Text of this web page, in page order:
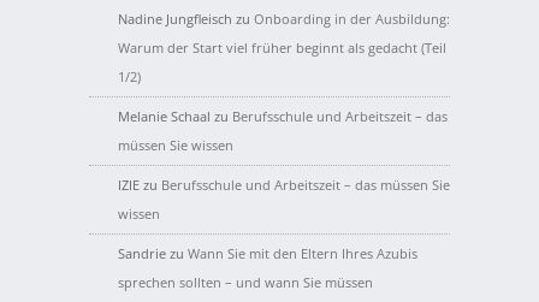
Nadine Jungfleisch zu Onboarding in der Ausbildung:
Warum der Start viel früher beginnt als gedacht (Teil
1/2)
Melanie Schaal zu Berufsschule und Arbeitszeit – das
müssen Sie wissen
IZIE zu Berufsschule und Arbeitszeit – das müssen Sie
wissen
Sandrie zu Wann Sie mit den Eltern Ihres Azubis
sprechen sollten – und wann Sie müssen